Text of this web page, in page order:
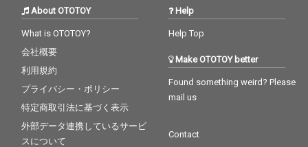
About OTOTOY
What is OTOTOY?
会社概要
利用規約
プライバシー・ポリシー
特定商取引法に基づく表示
外部データ連携しているサービ
スについて
Help
Help Top
Make OTOTOY better
Found something weird? Please
mail us
Contact